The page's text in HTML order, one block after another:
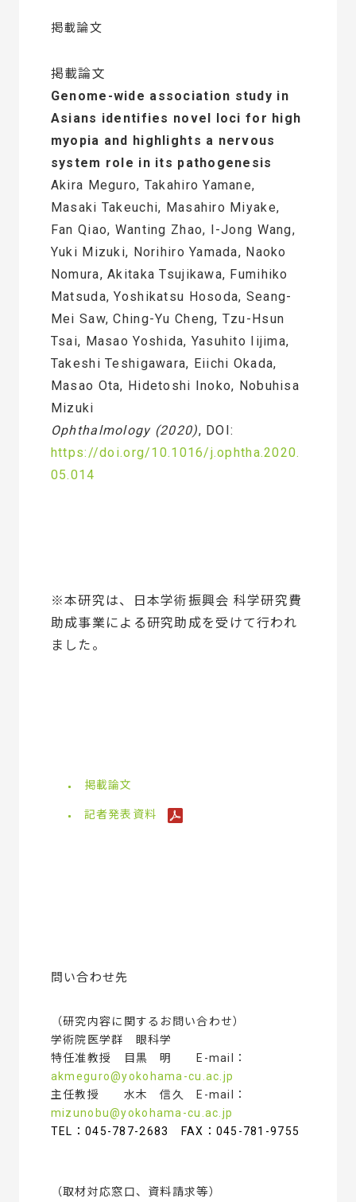
掲載論文
掲載論文
Genome-wide association study in
Asians identifies novel loci for high
myopia and highlights a nervous
system role in its pathogenesis
Akira Meguro, Takahiro Yamane,
Masaki Takeuchi, Masahiro Miyake,
Fan Qiao, Wanting Zhao, I-Jong Wang,
Yuki Mizuki, Norihiro Yamada, Naoko
Nomura, Akitaka Tsujikawa, Fumihiko
Matsuda, Yoshikatsu Hosoda, Seang-
Mei Saw, Ching-Yu Cheng, Tzu-Hsun
Tsai, Masao Yoshida, Yasuhito Iijima,
Takeshi Teshigawara, Eiichi Okada,
Masao Ota, Hidetoshi Inoko, Nobuhisa
Mizuki
Ophthalmology (2020), DOI:
https://doi.org/10.1016/j.ophtha.2020.
05.014
※本研究は、日本学術振興会 科学研究費
助成事業による研究助成を受けて行われ
ました。
掲載論文
記者発表資料
問い合わせ先
（研究内容に関するお問い合わせ）
学術院医学群 眼科学
特任准教授 目黒 明 E-mail：
akmeguro@yokohama-cu.ac.jp
主任教授 水木 信久 E-mail：
mizunobu@yokohama-cu.ac.jp
TEL：045-787-2683 FAX：045-781-9755
（取材対応窓口、資料請求等）